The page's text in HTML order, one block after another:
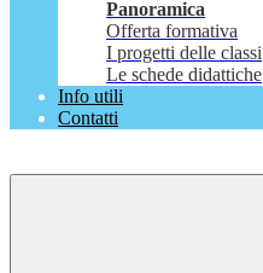
Panoramica
Offerta formativa
I progetti delle classi
Le schede didattiche
Info utili
Contatti